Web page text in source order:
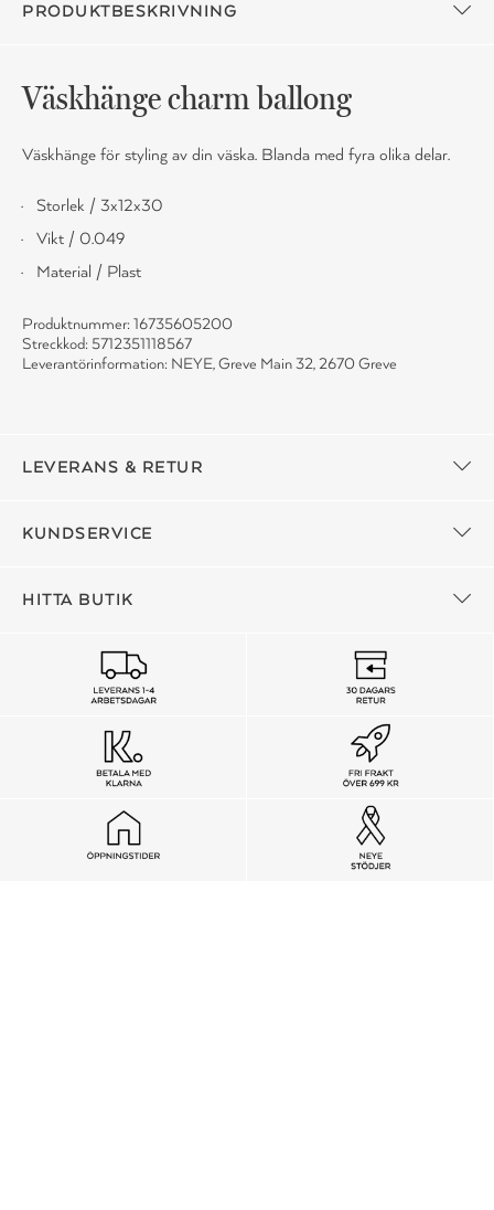
PRODUKTBESKRIVNING
Väskhänge charm ballong
Väskhänge för styling av din väska. Blanda med fyra olika delar.
Storlek / 3x12x30
Vikt / 0.049
Material / Plast
Produktnummer: 16735605200
Streckkod: 5712351118567
Leverantörinformation: NEYE, Greve Main 32, 2670 Greve
LEVERANS & RETUR
KUNDSERVICE
HITTA BUTIK